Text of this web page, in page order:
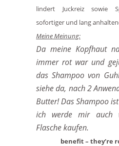
lindert Juckreiz sowie
sofortiger und lang
Meine Meinung:
Da meine Kopfhaut
immer rot war und
das Shampoo von
siehe da, nach 2
Butter! Das Shampoo
ich werde mir auch
Flasche kaufen.
benefit – they’re